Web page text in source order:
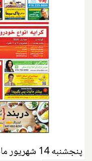
پنجشنبه 14 شهریور ماه 1397